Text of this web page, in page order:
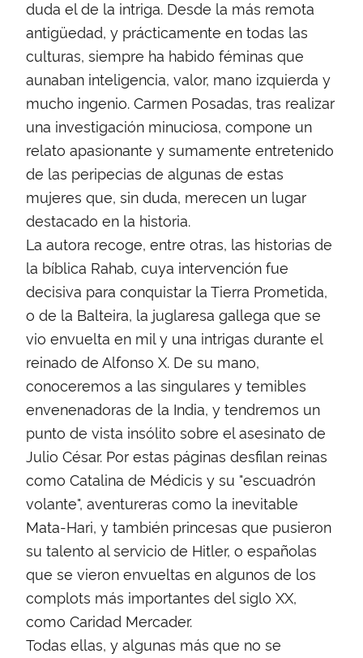
duda el de la intriga. Desde la más remota
antigüedad, y prácticamente en todas las
culturas, siempre ha habido féminas que
aunaban inteligencia, valor, mano izquierda y
mucho ingenio. Carmen Posadas, tras realizar
una investigación minuciosa, compone un
relato apasionante y sumamente entretenido
de las peripecias de algunas de estas
mujeres que, sin duda, merecen un lugar
destacado en la historia.
La autora recoge, entre otras, las historias de
la bíblica Rahab, cuya intervención fue
decisiva para conquistar la Tierra Prometida,
o de la Balteira, la juglaresa gallega que se
vio envuelta en mil y una intrigas durante el
reinado de Alfonso X. De su mano,
conoceremos a las singulares y temibles
envenenadoras de la India, y tendremos un
punto de vista insólito sobre el asesinato de
Julio César. Por estas páginas desfilan reinas
como Catalina de Médicis y su "escuadrón
volante", aventureras como la inevitable
Mata-Hari, y también princesas que pusieron
su talento al servicio de Hitler, o españolas
que se vieron envueltas en algunos de los
complots más importantes del siglo XX,
como Caridad Mercader.
Todas ellas, y algunas más que no se